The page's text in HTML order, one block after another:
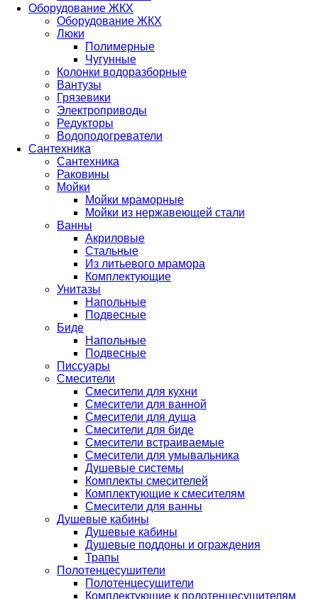
Оборудование ЖКХ
Оборудование ЖКХ
Люки
Полимерные
Чугунные
Колонки водоразборные
Вантузы
Грязевики
Электроприводы
Редукторы
Водоподогреватели
Сантехника
Сантехника
Раковины
Мойки
Мойки мраморные
Мойки из нержавеющей стали
Ванны
Акриловые
Стальные
Из литьевого мрамора
Комплектующие
Унитазы
Напольные
Подвесные
Биде
Напольные
Подвесные
Писсуары
Смесители
Смесители для кухни
Смесители для ванной
Смесители для душа
Смесители для биде
Смесители встраиваемые
Смесители для умывальника
Душевые системы
Комплекты смесителей
Комплектующие к смесителям
Смесители для ванны
Душевые кабины
Душевые кабины
Душевые поддоны и ограждения
Трапы
Полотенцесушители
Полотенцесушители
Комплектующие к полотенцесушителям